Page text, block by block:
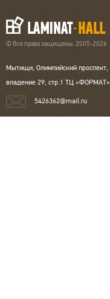
© Все права защищены. 2005-2026
Мытищи, Олимпийский проспект,
владение 29, стр.1 ТЦ «ФОРМАТ»
5426362@mail.ru